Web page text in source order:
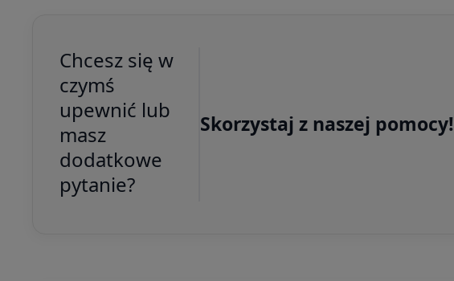
Chcesz się w
czymś
upewnić lub
masz
dodatkowe
pytanie?
Skorzystaj z naszej pomocy!